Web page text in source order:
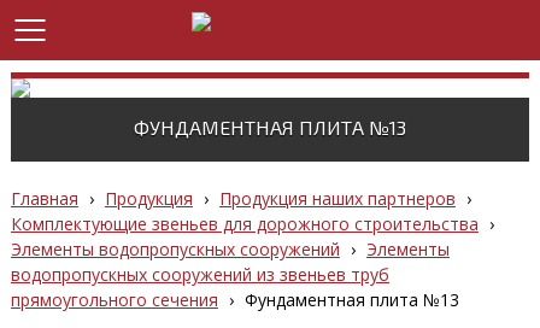
ФУНДАМЕНТНАЯ ПЛИТА №13
Главная › Продукция › Продукция наших партнеров ›
Комплектующие звеньев для дорожного строительства ›
Элементы водопропускных сооружений › Элементы
водопропускных сооружений из звеньев труб
прямоугольного сечения › Фундаментная плита №13